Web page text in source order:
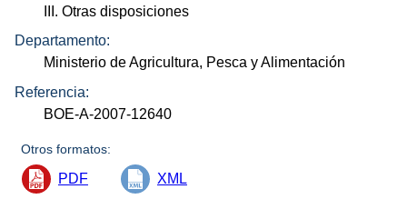
III. Otras disposiciones
Departamento:
Ministerio de Agricultura, Pesca y Alimentación
Referencia:
BOE-A-2007-12640
Otros formatos:
PDF XML